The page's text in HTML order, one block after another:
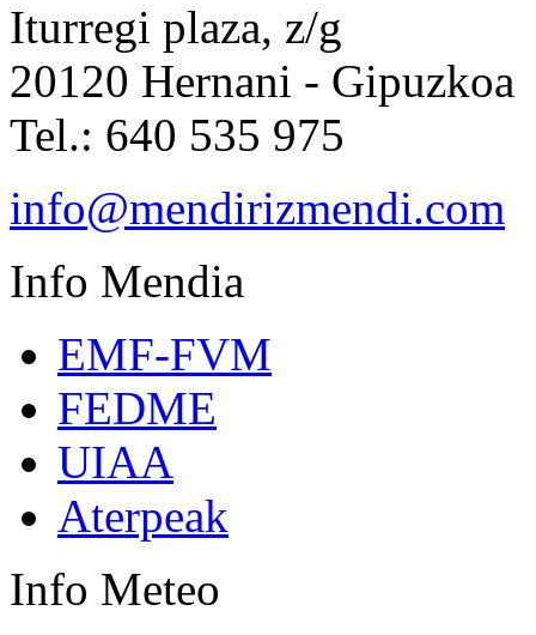
Iturregi plaza, z/g
20120 Hernani - Gipuzkoa
Tel.: 640 535 975
info@mendirizmendi.com
Info Mendia
EMF-FVM
FEDME
UIAA
Aterpeak
Info Meteo